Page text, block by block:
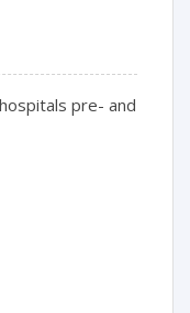
pre- and